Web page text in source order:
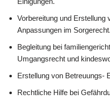
Vorbereitung und Erstellung
Anpassungen im Sorgerecht.
Begleitung bei
Umgangsrecht und
Erstellung von Betreuungs-
Rechtliche Hilfe bei